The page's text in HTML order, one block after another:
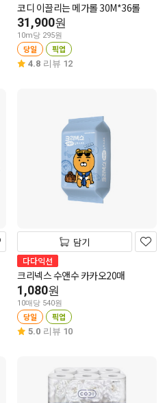
코디 이끌리는 메가롤 30M*36롤
31,900원
10m당 295원
당일 픽업
4.8 리뷰 12
담기
다다익선
크리넥스 수앤수 카카오20매
1,080원
10매당 540원
당일 픽업
5.0 리뷰 10